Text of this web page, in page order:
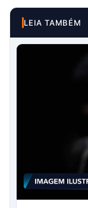
LEIA TAMBÉM